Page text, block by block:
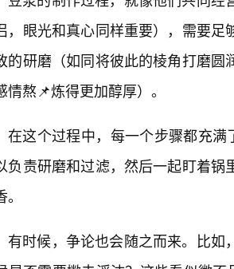
，眼光和真心同样重要），需要
的研磨（如同将彼此的棱角打磨
情熬📌炼得更加醇厚）。
在这个过程中，每一个步骤都充满
负责研磨和过滤，然后一起盯着
有时候，争论也会随之而来。比